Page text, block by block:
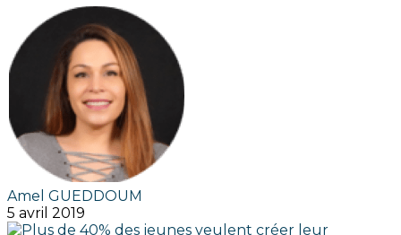
Amel GUEDDOUM
5 avril 2019